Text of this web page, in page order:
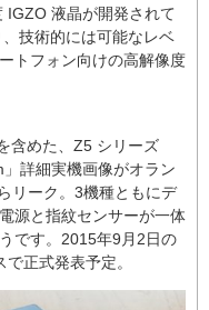
液晶が開発されて
技術的には可能なレベ
トフォン向けの高解像度
含めた、Z5 シリーズ
詳細実機画像がオラン
リーク。3機種ともにデ
源と指紋センサーが一体
です。2015年9月2日の
正式発表予定。